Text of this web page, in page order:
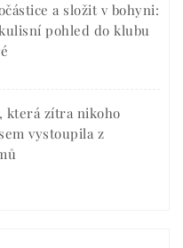
a složit v bohyni:
pohled do klubu
která zítra nikoho
vystoupila z